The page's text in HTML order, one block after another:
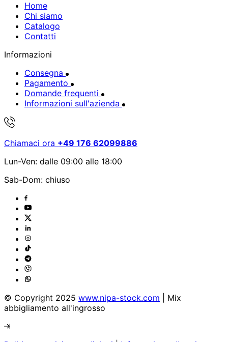
Home
Chi siamo
Catalogo
Contatti
Informazioni
Consegna
Pagamento
Domande frequenti
Informazioni sull'azienda
Chiamaci ora +49 176 62099886
Lun-Ven: dalle 09:00 alle 18:00
Sab-Dom: chiuso
© Copyright 2025 www.nipa-stock.com | Mix
abbigliamento all'ingrosso